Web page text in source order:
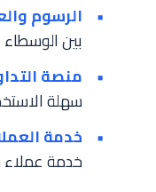
الرسوم
بين الوسطاء
منصة
سهلة
خدمة
خدمة عملاء